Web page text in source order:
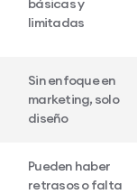
limitadas
Sin enfoque en
marketing, solo
diseño
Pueden haber
retrasos o falta